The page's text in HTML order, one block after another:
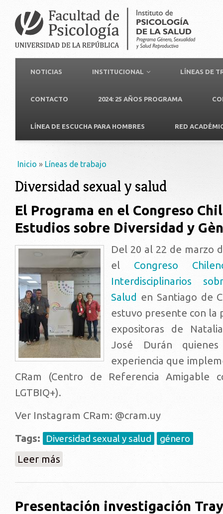
NOTICIAS INSTITUCIONAL LÍNEAS DE
CONTACTO 2024: 25 AÑOS PROGRAMA
LÍNEA DE ESCUCHA PARA HOMBRES RED
Usted está aquí
Inicio » Líneas de trabajo
Diversidad sexual y salud
El Programa en el Congreso
Estudios sobre Diversidad y
Del 20 al 22 de marzo
el Congreso
Interdisciplinarios
Salud en Santiago de
estuvo presente con la
expositoras de
José Durán
experiencia que
CRam (Centro de Referencia Amigable
LGTBIQ+).
Ver Instagram CRam: @cram.uy
Tags:
Diversidad sexual y salud género
Leer más sobre El Programa en el Congreso Chileno de
Presentación investigación